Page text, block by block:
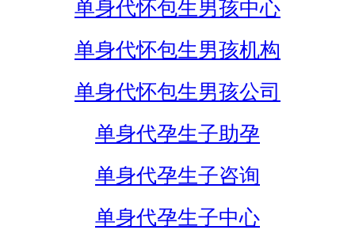
单身代怀包生男孩中心
单身代怀包生男孩机构
单身代怀包生男孩公司
单身代孕生子助孕
单身代孕生子咨询
单身代孕生子中心